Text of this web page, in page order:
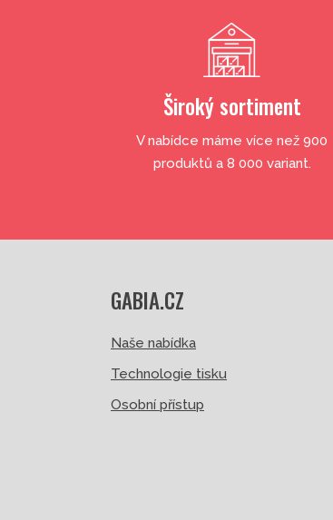
Široký sortiment
V nabídce máme více než 900
produktů a 8 000 variant.
GABIA.CZ
Naše nabídka
Technologie tisku
Osobní přístup